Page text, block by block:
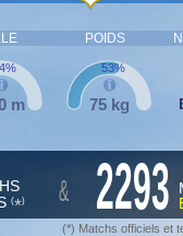
POIDS
m 75 kg
53%
(*) & 2293
(*) Matchs officiels et